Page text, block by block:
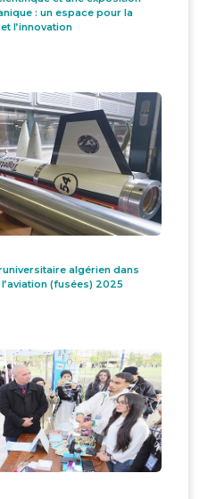
: un espace pour la
l’innovation
algérien dans
(fusées) 2025